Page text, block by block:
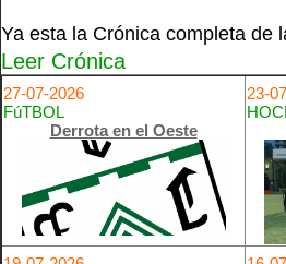
Ya esta la Crónica completa de
Leer Crónica
27-07-2026
FúTBOL
Derrota en el Oeste
23-